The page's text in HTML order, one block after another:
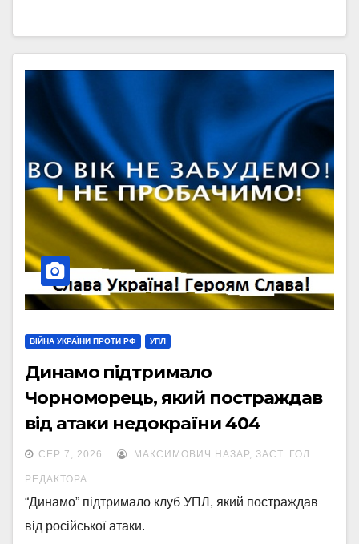
ВІЙНА УКРАЇНИ ПРОТИ РФ УПЛ
Динамо підтримало
Чорноморець, який постраждав
від атаки недокраїни 404
СЕР 7, 2026 МАКСИМОВИЧ НАЗАР, ЗАСТ. ГОЛ.
РЕДАКТОРА
“Динамо” підтримало клуб УПЛ, який постраждав
від російської атаки.